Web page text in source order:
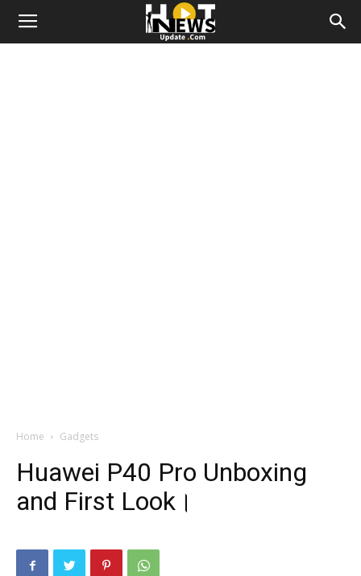
Home Gadgets
Huawei P40 Pro Unboxing
and First Look।